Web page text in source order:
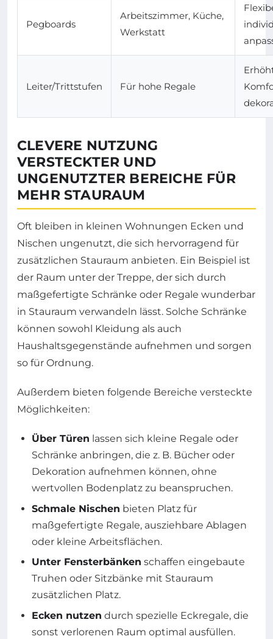
Pegboards
Arbeitszimmer, Küche,
Werkstatt
Leiter/Trittstufen Für hohe Regale
CLEVERE NUTZUNG
VERSTECKTER UND
UNGENUTZTER BEREICHE FÜR
MEHR STAURAUM
Oft bleiben in kleinen Wohnungen Ecken und
Nischen ungenutzt, die sich hervorragend für
zusätzlichen Stauraum anbieten. Ein Beispiel ist
der Raum unter der Treppe, der sich durch
maßgefertigte Schränke oder Regale wunderbar
in Stauraum verwandeln lässt. Solche Schränke
können sowohl Kleidung als auch
Haushaltsgegenstände aufnehmen und sorgen
so für Ordnung.
Außerdem bieten folgende Bereiche versteckte
Möglichkeiten:
Über Türen lassen sich kleine Regale oder
Schränke anbringen, die z. B. Bücher oder
Dekoration aufnehmen können, ohne
wertvollen Bodenplatz zu beanspruchen.
Schmale Nischen bieten Platz für
maßgefertigte Regale, ausziehbare Ablagen
oder kleine Arbeitsflächen.
Unter Fensterbänken schaffen eingebaute
Truhen oder Sitzbänke mit Stauraum
zusätzlichen Platz.
Ecken nutzen durch spezielle Eckregale, die
sonst verlorenen Raum optimal ausfüllen.